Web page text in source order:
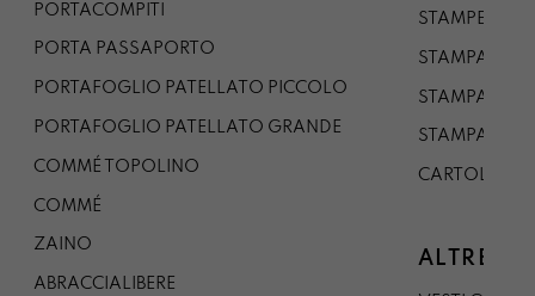
PORTACOMPITI
PORTA PASSAPORTO
PORTAFOGLIO PATELLATO PICCOLO
PORTAFOGLIO PATELLATO GRANDE
COMMÉ TOPOLINO
COMMÉ
ZAINO
ABRACCIALIBERE
STAMPE A5
STAMPA A3
STAMPA A1
STAMPA A0
CARTOLINA
ALTRE